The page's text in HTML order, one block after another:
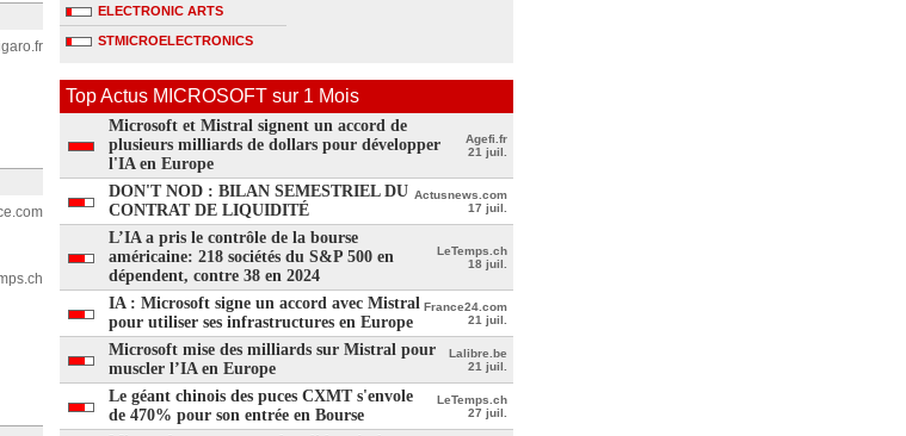
ELECTRONIC ARTS
STMICROELECTRONICS
Top Actus MICROSOFT sur 1 Mois
Microsoft et Mistral signent un accord de
plusieurs milliards de dollars pour développer
l'IA en Europe
Agefi.fr
21 juil.
DON'T NOD : BILAN SEMESTRIEL DU
CONTRAT DE LIQUIDITÉ
Actusnews.com
17 juil.
L’IA a pris le contrôle de la bourse
américaine: 218 sociétés du S&P 500 en
dépendent, contre 38 en 2024
LeTemps.ch
18 juil.
IA : Microsoft signe un accord avec Mistral
pour utiliser ses infrastructures en Europe
France24.com
21 juil.
Microsoft mise des milliards sur Mistral pour
muscler l’IA en Europe
Lalibre.be
21 juil.
Le géant chinois des puces CXMT s'envole
de 470% pour son entrée en Bourse
LeTemps.ch
27 juil.